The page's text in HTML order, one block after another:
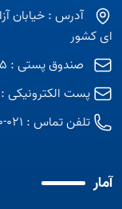
آدرس : خیابان
ای کشور
صندوق پستی : 818/13445
پست الکترونیکی :
تلفن تماس : 021-66941250
آمار